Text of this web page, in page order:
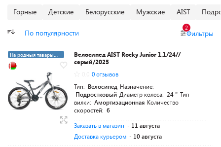
Горные Детские Белорусские Мужские AIST
По популярности Фильтры
2
На родныя тавары
4%
Велосипед AIST Rocky Junior 1.1/24//
серый/2025
0 отзывов
Тип: Велосипед Назначение:
Подростковый Диаметр колеса: 24 " Тип
вилки: Амортизационная Количество
скоростей: 6
Заказать в магазин - 11 августа
Доставка курьером - 10 августа